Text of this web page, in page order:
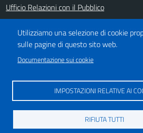
Utilizziamo una selezione di cookie
sulle pagine di questo sito web.
Documentazione sui cookie
IMPOSTAZIONI RELATIVE AI
RIFIUTA TUTTI
Ufficio Relazioni con il Pubblico
Note legali
Informativa privacy